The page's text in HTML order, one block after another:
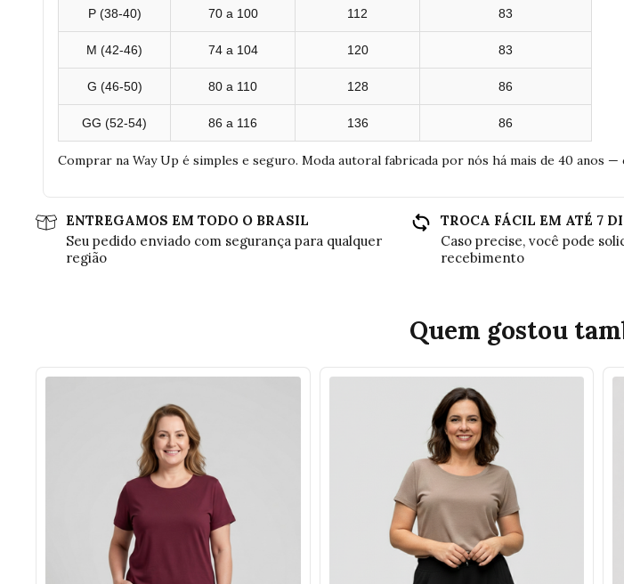
P (38-40) 70 a 100 112 83
M (42-46) 74 a 104 120 83
G (46-50) 80 a 110 128 86
GG (52-54) 86 a 116 136 86
Comprar na Way Up é simples e seguro. Moda autoral fabricada por nós há mais de 40 anos
ENTREGAMOS EM TODO O BRASIL
Seu pedido enviado com segurança para qualquer
região
TROCA FÁCIL EM ATÉ 7
Caso precise, você pode
recebimento
Quem gostou